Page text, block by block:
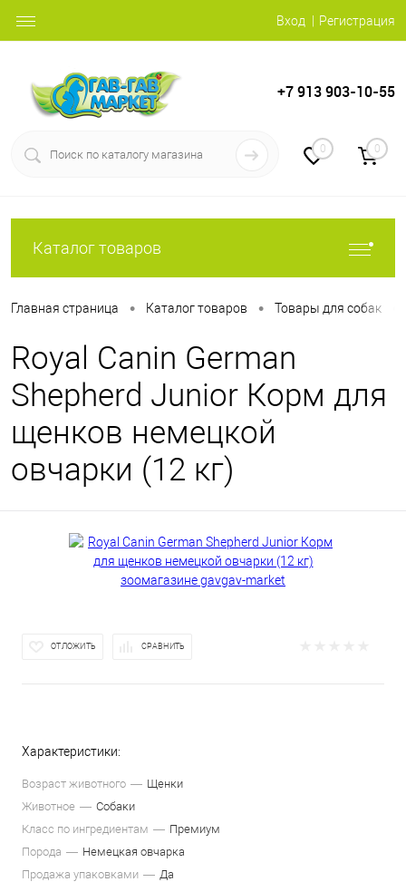
Вход Регистрация
+7 913 903-10-55
0 0
Каталог товаров
Главная страница • Каталог товаров • Товары для собак
Royal Canin German
Shepherd Junior Корм для
щенков немецкой
овчарки (12 кг)
ОТЛОЖИТЬ СРАВНИТЬ
Характеристики:
Возраст животного
Щенки
Животное
Собаки
Класс по ингредиентам
Премиум
Порода
Немецкая овчарка
Продажа упаковками
Да